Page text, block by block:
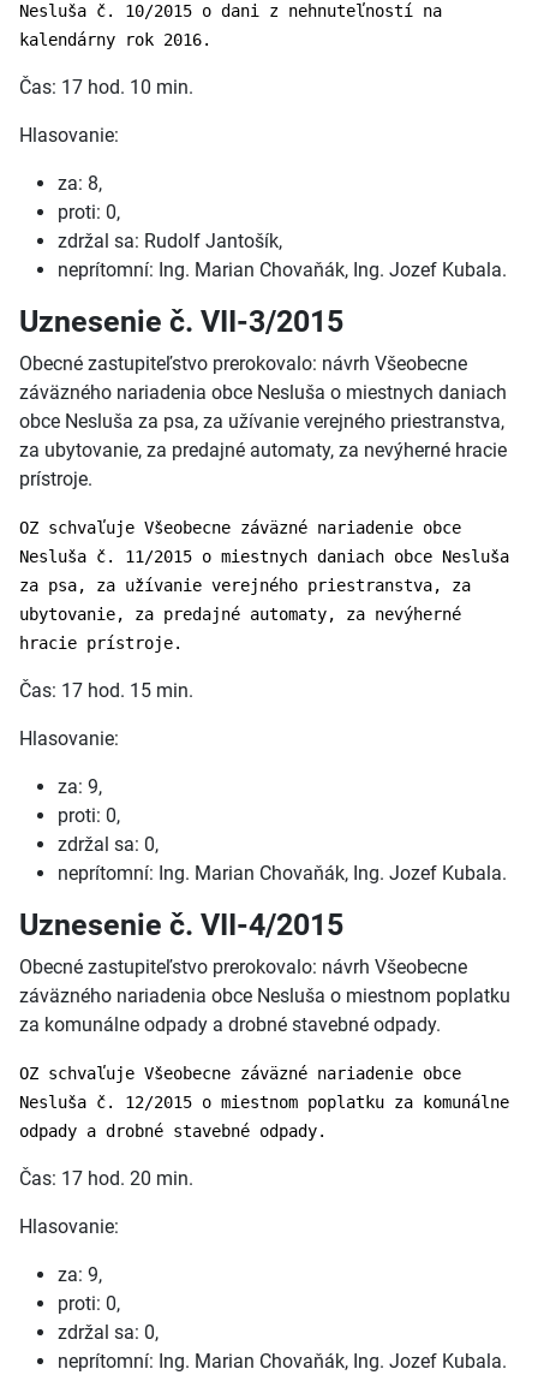
Nesluša č. 10/2015 o dani z nehnuteľností na
kalendárny rok 2016.
Čas: 17 hod. 10 min.
Hlasovanie:
za: 8,
proti: 0,
zdržal sa: Rudolf Jantošík,
neprítomní: Ing. Marian Chovaňák, Ing. Jozef Kubala.
Uznesenie č. VII-3/2015
Obecné zastupiteľstvo prerokovalo: návrh Všeobecne
záväzného nariadenia obce Nesluša o miestnych daniach
obce Nesluša za psa, za užívanie verejného priestranstva,
za ubytovanie, za predajné automaty, za nevýherné hracie
prístroje.
OZ schvaľuje Všeobecne záväzné nariadenie obce
Nesluša č. 11/2015 o miestnych daniach obce Nesluša
za psa, za užívanie verejného priestranstva, za
ubytovanie, za predajné automaty, za nevýherné
hracie prístroje.
Čas: 17 hod. 15 min.
Hlasovanie:
za: 9,
proti: 0,
zdržal sa: 0,
neprítomní: Ing. Marian Chovaňák, Ing. Jozef Kubala.
Uznesenie č. VII-4/2015
Obecné zastupiteľstvo prerokovalo: návrh Všeobecne
záväzného nariadenia obce Nesluša o miestnom poplatku
za komunálne odpady a drobné stavebné odpady.
OZ schvaľuje Všeobecne záväzné nariadenie obce
Nesluša č. 12/2015 o miestnom poplatku za komunálne
odpady a drobné stavebné odpady.
Čas: 17 hod. 20 min.
Hlasovanie:
za: 9,
proti: 0,
zdržal sa: 0,
neprítomní: Ing. Marian Chovaňák, Ing. Jozef Kubala.